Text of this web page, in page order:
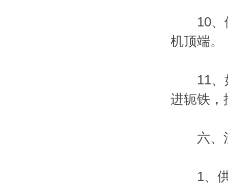
10、停
机顶端。
11、如
进轭铁，
六、
1、供